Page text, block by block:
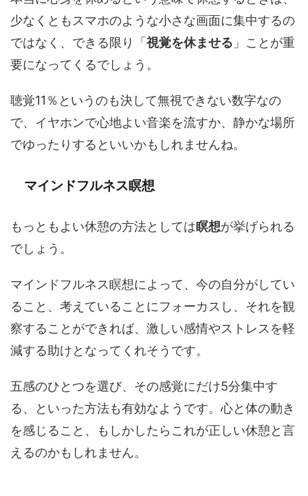
少なくともスマホのような小さな画面に集中するの
ではなく、できる限り「 視覚を休ませる 」ことが重
要になってくるでしょう。
聴覚11％というのも決して無視できない数字なの
で、イヤホンで心地よい音楽を流すか、静かな場所
でゆったりするといいかもしれませんね。
マインドフルネス瞑想
もっともよい休憩の方法としては瞑想が挙げられる
でしょう。
マインドフルネス瞑想によって、今の自分がしてい
ること、考えていることにフォーカスし、それを観
察することができれば、激しい感情やストレスを軽
減する助けとなってくれそうです。
五感のひとつを選び、その感覚にだけ5分集中す
る、といった方法も有効なようです。心と体の動き
を感じること、もしかしたらこれが正しい休憩と言
えるのかもしれません。